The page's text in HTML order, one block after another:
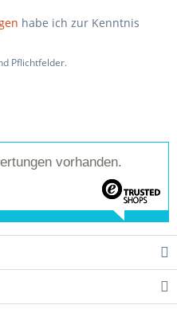
habe ich zur Kenntnis
Pflichtfelder.
vorhanden.